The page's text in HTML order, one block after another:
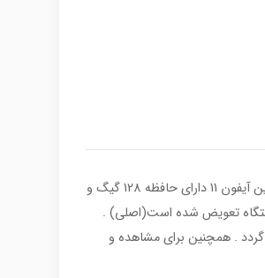
کلیه عکس های گوشی آیفون 11 دست دوم مربوط به خود گوشی بوده و برای اطمینان شما عزیزان ۵ رقم از انتهای کد imei گوشی در بخش مشخصات ذکر شده است . این آیفون 11 دارای حافظه 128 گیگ و
تعویض شده است(اصلی) .
گردد . همچنین برای مشاهده و